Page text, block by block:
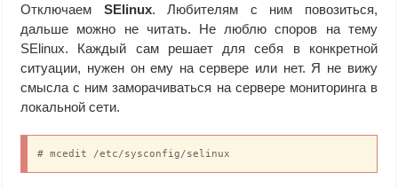
Отключаем SElinux. Любителям с ним повозиться,
дальше можно не читать. Не люблю споров на тему
SElinux. Каждый сам решает для себя в конкретной
ситуации, нужен он ему на сервере или нет. Я не вижу
смысла с ним заморачиваться на сервере мониторинга в
локальной сети.
# mcedit /etc/sysconfig/selinux